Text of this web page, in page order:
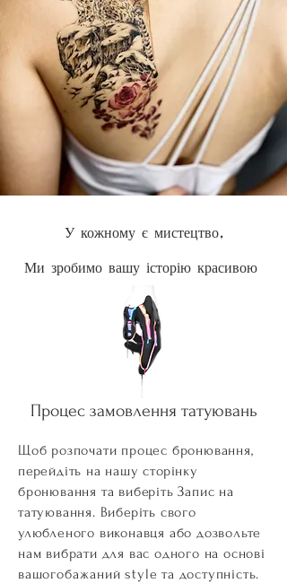
У кожному є мистецтво,
Ми зробимо вашу історію красивою!
Процес замовлення татуювань
Щоб розпочати процес бронювання,
перейдіть на нашу сторінку
бронювання та виберіть Запис на
татуювання. Виберіть свого
улюбленого виконавця або дозвольте
нам вибрати для вас одного на основі
вашогобажаний style та доступність.